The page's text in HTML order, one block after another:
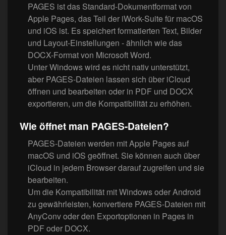
PAGES ist das Standard-Dokumentformat von
Apple Pages, das Teil der iWork-Suite für macOS
und iOS ist. Es speichert formatierten Text, Bilder
und Layout-Einstellungen - ähnlich wie das
DOCX-Format von Microsoft Word.
Unter Windows wird es nicht nativ unterstützt,
aber PAGES-Dateien lassen sich über iCloud
öffnen und bearbeiten oder in PDF und DOCX
exportieren, um die Kompatibilität zu erhöhen.
Wie öffnet man PAGES-Dateien?
PAGES-Dateien werden mit Apple Pages auf
macOS und iOS geöffnet. Sie können auch über
iCloud in jedem Browser darauf zugreifen und sie
bearbeiten.
Um die Kompatibilität mit Windows oder Android
zu gewährleisten, konvertiere PAGES-Dateien mit
AnyConv oder den Exportoptionen in Pages in
PDF oder DOCX.